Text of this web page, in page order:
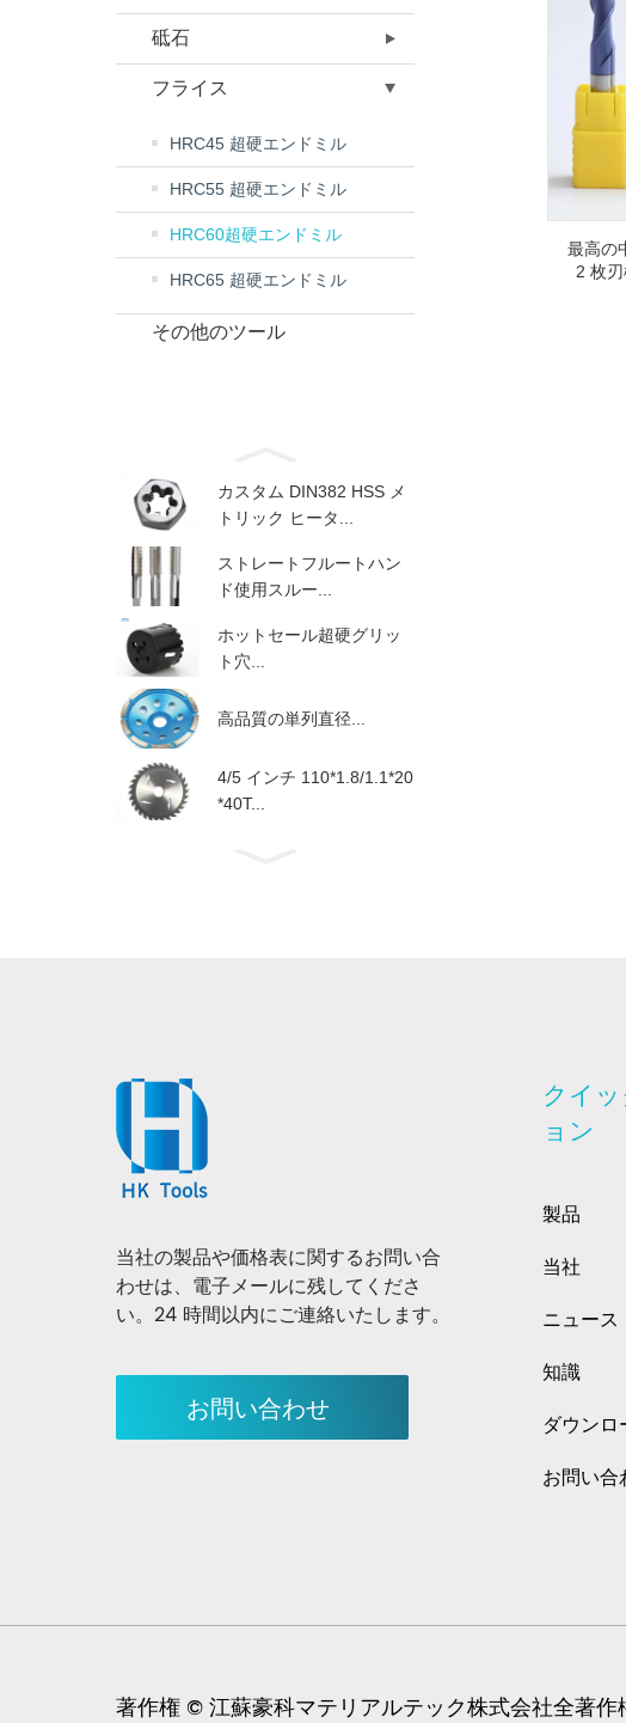
砥石
フライス
HRC45 超硬エンドミル
HRC55 超硬エンドミル
HRC60超硬エンドミル
HRC65 超硬エンドミル
その他のツール
カスタム DIN382 HSS メ
トリック ヒータ...
ストレートフルートハン
ド使用スルー...
ホットセール超硬グリッ
ト穴...
高品質の単列直径...
4/5 インチ 110*1.8/1.1*20
*40T...
最高の
2 枚
当社の製品や価格表に関するお問い合
わせは、電子メールに残してくださ
い。24 時間以内にご連絡いたします。
お問い合わせ
クイ
ョン
製品
当社
ニュース
知識
ダウンロ
お問い合
著作権 © 江蘇豪科マテリアルテック株式会社全著作